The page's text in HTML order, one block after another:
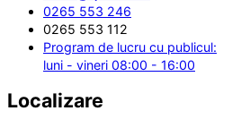
0265 553 246
0265 553 112
Program de lucru cu publicul:
luni - vineri 08:00 - 16:00
Localizare